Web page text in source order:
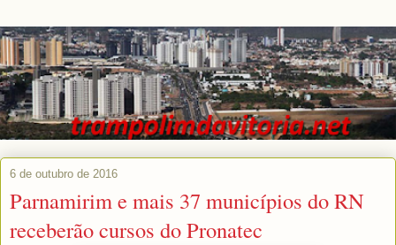
6 de outubro de 2016
Parnamirim e mais 37 municípios do RN
receberão cursos do Pronatec